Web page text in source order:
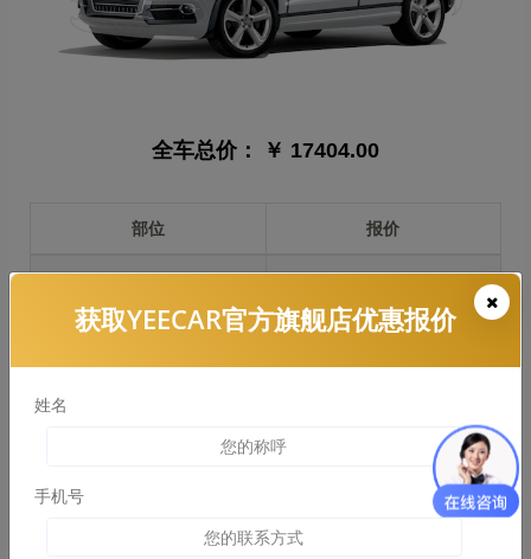
全车总价： ￥ 17404.00
部位 报价
前保险杠 ￥3275.00
引擎盖 ￥3931.00
获取YEECAR官方旗舰店优惠报价
姓名
手机号